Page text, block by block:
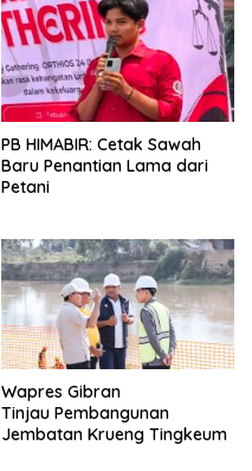
PB HIMABIR: Cetak Sawah
Baru Penantian Lama dari
Petani
Wapres Gibran
Tinjau Pembangunan
Jembatan Krueng Tingkeum